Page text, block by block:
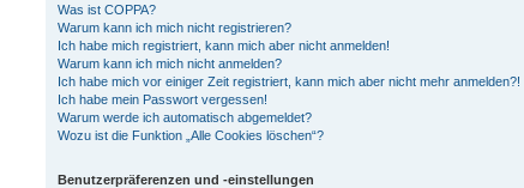
Was ist COPPA?
Warum kann ich mich nicht registrieren?
Ich habe mich registriert, kann mich aber nicht anmelden!
Warum kann ich mich nicht anmelden?
Ich habe mich vor einiger Zeit registriert, kann mich aber nicht mehr anmelden?!
Ich habe mein Passwort vergessen!
Warum werde ich automatisch abgemeldet?
Wozu ist die Funktion „Alle Cookies löschen“?
Benutzerpräferenzen und -einstellungen